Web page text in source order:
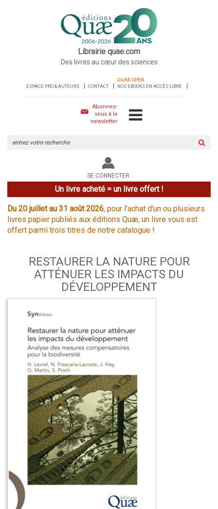
Librairie quae.com
Des livres au cœur des sciences
ESPACE PRO & AUTEURS CONTACT
QUAE-OPEN
NOS EBOOKS EN ACCÈS LIBRE
Abonnez-
vous à la
newsletter
le
site
SE CONNECTER
Un livre acheté = un livre offert !
Du 20 juillet au 31 août 2026, pour l'achat d'un ou plusieurs
livres papier publiés aux éditions Quæ, un livre vous est
offert parmi trois titres de notre catalogue !
RESTAURER LA NATURE POUR
ATTÉNUER LES IMPACTS DU
DÉVELOPPEMENT